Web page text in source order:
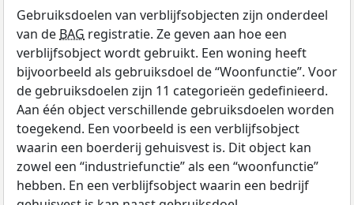
Gebruiksdoelen van verblijfsobjecten zijn onderdeel
van de BAG registratie. Ze geven aan hoe een
verblijfsobject wordt gebruikt. Een woning heeft
bijvoorbeeld als gebruiksdoel de “Woonfunctie”. Voor
de gebruiksdoelen zijn 11 categorieën gedefinieerd.
Aan één object verschillende gebruiksdoelen worden
toegekend. Een voorbeeld is een verblijfsobject
waarin een boerderij gehuisvest is. Dit object kan
zowel een “industriefunctie” als een “woonfunctie”
hebben. En een verblijfsobject waarin een bedrijf